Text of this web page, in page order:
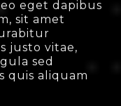
eget dapibus
sit amet
justo vitae,
sed
quis aliquam